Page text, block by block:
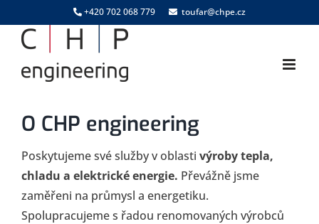
to
content
+420 702 068 779 toufar@chpe.cz
O CHP engineering
Poskytujeme své služby v oblasti výroby tepla,
chladu a elektrické energie. Převážně jsme
zaměřeni na průmysl a energetiku.
Spolupracujeme s řadou renomovaných výrobců